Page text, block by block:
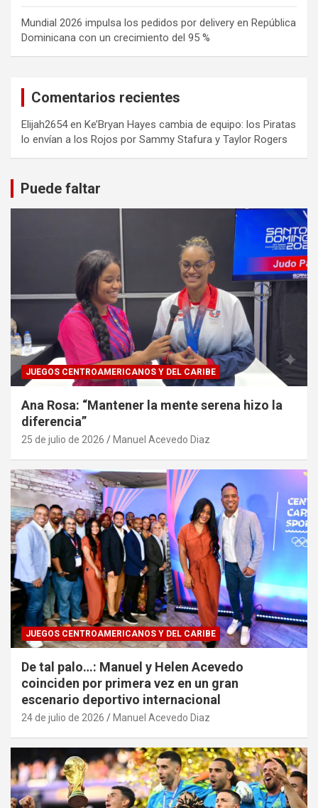
Mundial 2026 impulsa los pedidos por delivery en República
Dominicana con un crecimiento del 95 %
Comentarios recientes
Elijah2654en Ke’Bryan Hayes cambia de equipo: los Piratas
lo envían a los Rojos por Sammy Stafura y Taylor Rogers
Puede faltar
JUEGOS CENTROAMERICANOS Y DEL CARIBE
Ana Rosa: “Mantener la mente serena hizo la
diferencia”
25 de julio de 2026 Manuel Acevedo Diaz
JUEGOS CENTROAMERICANOS Y DEL CARIBE
De tal palo…: Manuel y Helen Acevedo
coinciden por primera vez en un gran
escenario deportivo internacional
24 de julio de 2026 Manuel Acevedo Diaz